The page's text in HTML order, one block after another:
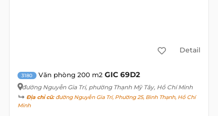
Detail
3180 Văn phòng 200 m2 GIC 69D2
đường Nguyễn Gia Trí, phường Thạnh Mỹ Tây, Hồ Chí Minh
Địa chỉ cũ:đường Nguyễn Gia Trí, Phường 25, Bình Thạnh, Hồ Chí
Minh